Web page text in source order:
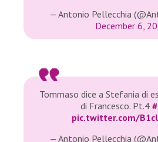
— Antonio Pellecchia
December 6,
Tommaso dice a Stefania di
di Francesco. Pt.4
pic.twitter.com/
— Antonio Pellecchia